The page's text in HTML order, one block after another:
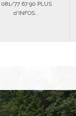
081/77 67 90 PLUS
d'INFOS...